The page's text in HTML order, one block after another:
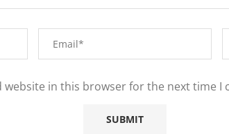
website in this browser for the next time I